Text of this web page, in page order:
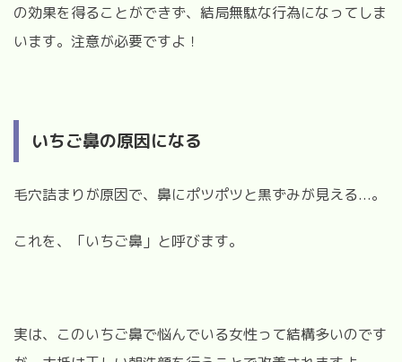
の効果を得ることができず、結局無駄な行為になってしま
います。注意が必要ですよ！
いちご鼻の原因になる
毛穴詰まりが原因で、鼻にポツポツと黒ずみが見える...。
これを、「いちご鼻」と呼びます。
実は、このいちご鼻で悩んでいる女性って結構多いのです